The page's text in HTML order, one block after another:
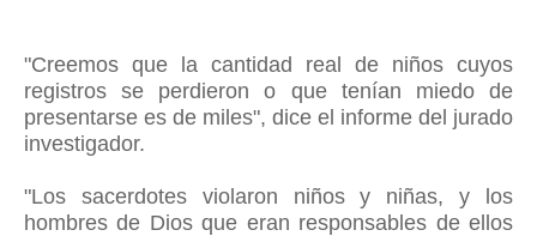
"Creemos que la cantidad real de niños cuyos
registros se perdieron o que tenían miedo de
presentarse es de miles", dice el informe del jurado
investigador.
"Los sacerdotes violaron niños y niñas, y los
hombres de Dios que eran responsables de ellos